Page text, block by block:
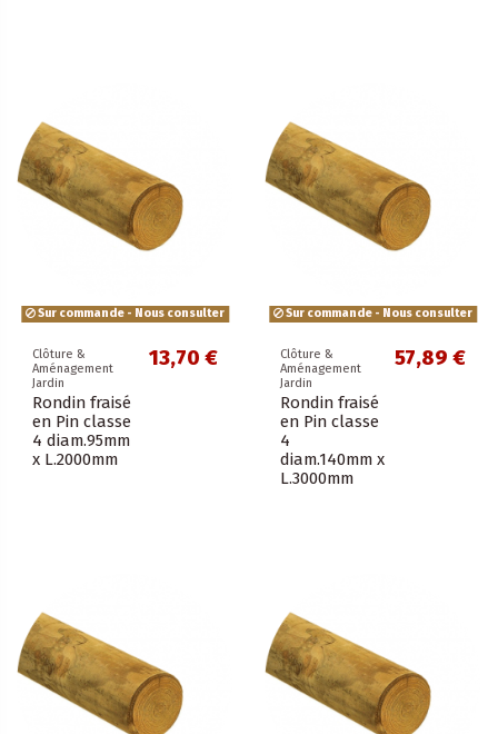
Sur commande - Nous consulter
Clôture &
Aménagement
Jardin
Rondin fraisé
en Pin classe
4 diam.95mm
x L.2000mm
13,70 €
Sur commande - Nous consulter
Clôture &
Aménagement
Jardin
Rondin fraisé
en Pin classe
4
diam.140mm x
L.3000mm
57,89 €